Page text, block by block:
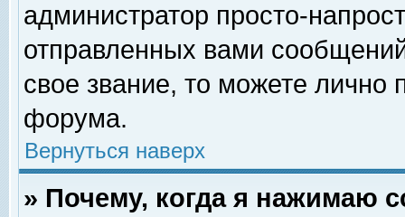
администратор просто-
отправленных вами
свое звание, то можете лично
форума.
Вернуться наверх
» Почему, когда я нажимаю